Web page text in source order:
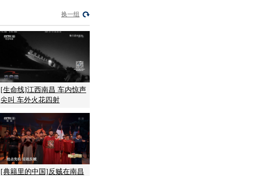
换一组
[生命线]江西南昌 车内惊声
尖叫 车外火花四射
[典籍里的中国]反贼在南昌